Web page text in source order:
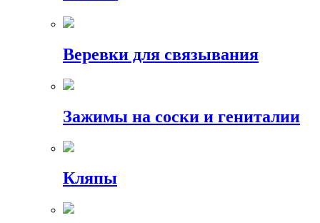
Веревки для связывания
Зажимы на соски и гениталии
Кляпы